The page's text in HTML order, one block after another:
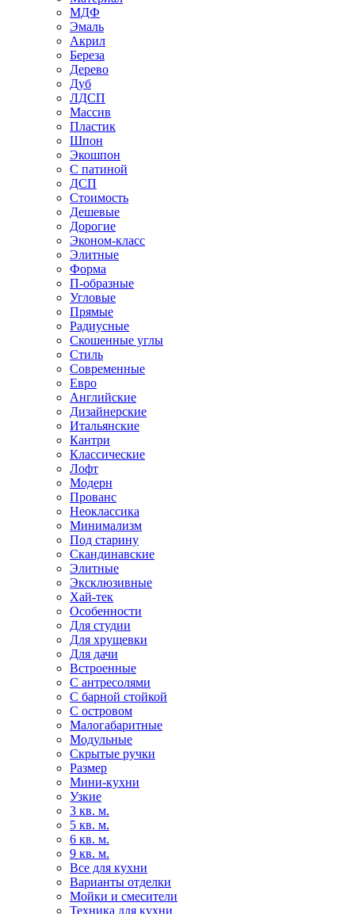
МДФ
Эмаль
Акрил
Береза
Дерево
Дуб
ЛДСП
Массив
Пластик
Шпон
Экошпон
С патиной
ДСП
Стоимость
Дешевые
Дорогие
Эконом-класс
Элитные
Форма
П-образные
Угловые
Прямые
Радиусные
Скошенные углы
Стиль
Современные
Евро
Английские
Дизайнерские
Итальянские
Кантри
Классические
Лофт
Модерн
Прованс
Неоклассика
Минимализм
Под старину
Скандинавские
Элитные
Эксклюзивные
Хай-тек
Особенности
Для студии
Для хрущевки
Для дачи
Встроенные
С антресолями
С барной стойкой
С островом
Малогабаритные
Модульные
Скрытые ручки
Размер
Мини-кухни
Узкие
3 кв. м.
5 кв. м.
6 кв. м.
9 кв. м.
Все для кухни
Варианты отделки
Мойки и смесители
Техника для кухни